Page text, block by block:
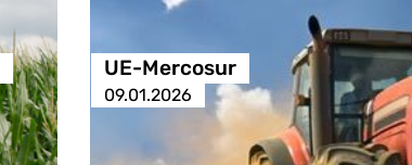
UE-Mercosur
09.01.2026